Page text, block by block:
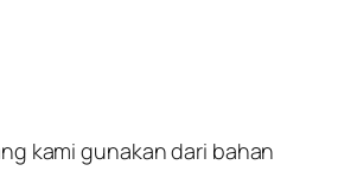
kami gunakan dari bahan